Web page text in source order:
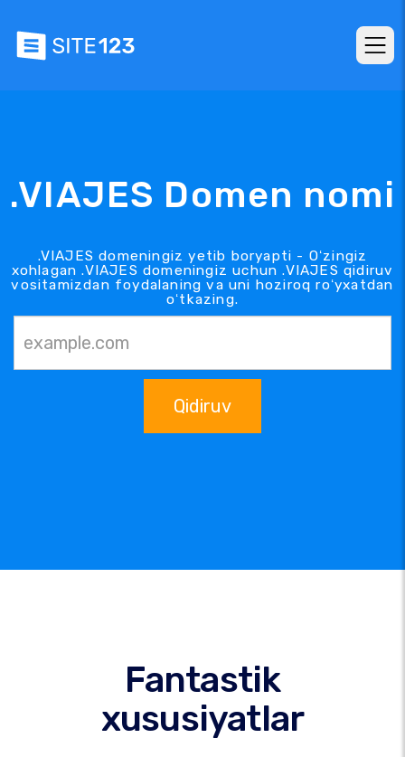
.VIAJES Domen nomi
.VIAJES domeningiz yetib boryapti - Oʻzingiz
xohlagan .VIAJES domeningiz uchun .VIAJES qidiruv
vositamizdan foydalaning va uni hoziroq roʻyxatdan
oʻtkazing.
Qidiruv
Fantastik
xususiyatlar